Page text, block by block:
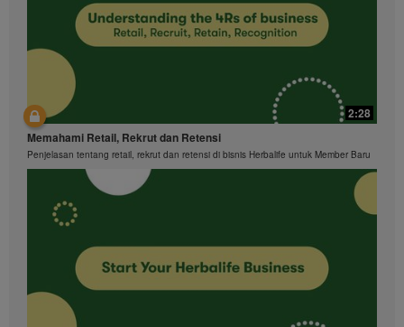
2:28
Memahami Retail, Rekrut dan Retensi
Penjelasan tentang retail, rekrut dan retensi di bisnis Herbalife untuk Member Baru